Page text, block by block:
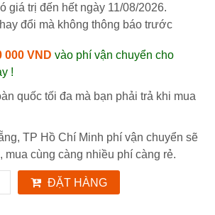
giá trị đến hết ngày 11/08/2026.
đổi mà không thông báo trước
000 VND vào phí vận chuyển cho
!
quốc tối đa mà bạn phải trả khi mua
TP Hồ Chí Minh phí vận chuyển sẽ
mua cùng càng nhiều phí càng rẻ.
ĐẶT HÀNG